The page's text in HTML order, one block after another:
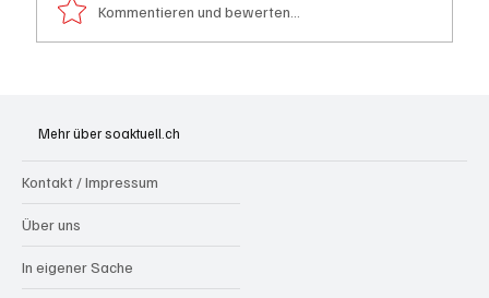
Kommentieren und bewerten...
Mehr über soaktuell.ch
Kontakt / Impressum
Über uns
In eigener Sache